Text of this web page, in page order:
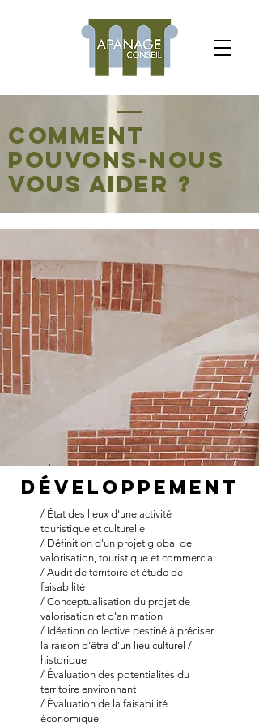
Comment
pouvons-nous
vous aider ?
Développement
/ État des lieux d'une activité
touristique et culturelle
/ Définition d'un projet global de
valorisation, touristique et commercial
/ Audit de territoire et étude de
faisabilité
/ Conceptualisation du projet de
valorisation et d'animation
/ Idéation collective destiné à préciser
la raison d'être d’un lieu culturel /
historique
/ Évaluation des potentialités du
territoire environnant
/ Évaluation de la faisabilité
économique